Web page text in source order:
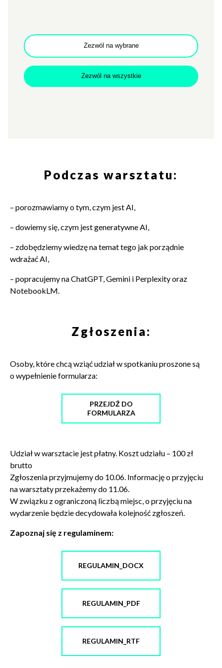
jak ChatGPT zyskały już szeroką popularność. Jednak świat
AI oferuje znacznie więcej możliwości, które mogą stanowić
Celem warsztatu będzie przedstawienie, jak AI może być
praktycznym narzędziem w codziennej pracy, pozwalając
Podczas warsztatu:
– porozmawiamy o tym, czym jest AI,
– dowiemy się, czym jest generatywne AI,
– zdobędziemy wiedzę na temat tego jak porządnie
wdrażać AI,
– popracujemy na ChatGPT, Gemini i Perplexity oraz
NotebookLM.
Zgłoszenia:
Osoby, które chcą wziąć udział w spotkaniu proszone są
o wypełnienie formularza:
PRZEJDŹ DO
FORMULARZA
Udział w warsztacie jest płatny. Koszt udziału – 100 zł
brutto
Zgłoszenia przyjmujemy do 10.06. Informację o przyjęciu
na warsztaty przekażemy do 11.06.
W związku z ograniczoną liczbą miejsc, o przyjęciu na
wydarzenie będzie decydowała kolejność zgłoszeń.
Zapoznaj się z regulaminem:
REGULAMIN_DOCX
REGULAMIN_PDF
REGULAMIN_RTF
Zezwól na wybrane
Zezwól na wszystkie